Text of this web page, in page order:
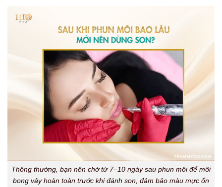
Thông thường, bạn nên chờ từ 7–10 ngày sau phun môi để môi
bong vảy hoàn toàn trước khi đánh son, đảm bảo màu mực ổn